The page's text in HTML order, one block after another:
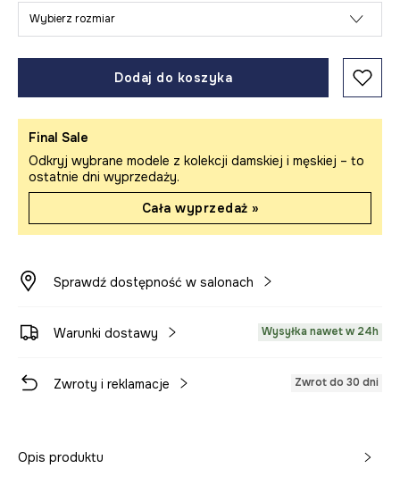
Wybierz rozmiar
Dodaj do koszyka
Final Sale
Odkryj wybrane modele z kolekcji damskiej i męskiej – to
ostatnie dni wyprzedaży.
Cała wyprzedaż »
Sprawdź dostępność w salonach
Warunki dostawy Wysyłka nawet w 24h
Zwroty i reklamacje Zwrot do 30 dni
Opis produktu